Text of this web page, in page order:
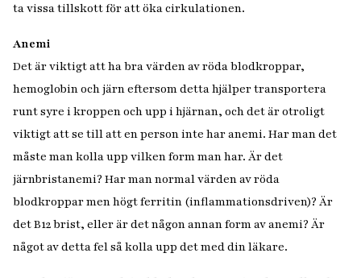
ta vissa tillskott för att öka cirkulationen.
Anemi
Det är viktigt att ha bra värden av röda blodkroppar,
hemoglobin och järn eftersom detta hjälper transportera
runt syre i kroppen och upp i hjärnan, och det är otroligt
viktigt att se till att en person inte har anemi. Har man det
måste man kolla upp vilken form man har. Är det
järnbristanemi? Har man normal värden av röda
blodkroppar men högt ferritin (inflammationsdriven)? Är
det B12 brist, eller är det någon annan form av anemi? Är
något av detta fel så kolla upp det med din läkare.